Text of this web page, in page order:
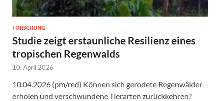
FORSCHUNG
Studie zeigt erstaunliche Resilienz eines
tropischen Regenwalds
10. April 2026
10.04.2026 (pm/red) Können sich gerodete Regenwälder
erholen und verschwundene Tierarten zurückkehren?